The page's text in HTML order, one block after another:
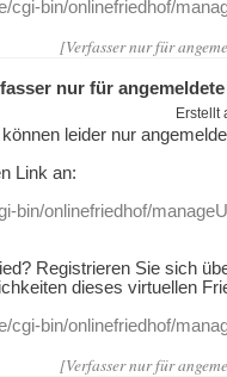
cgi-bin/onlinefriedhof/
[Verfasser nur für
nur für
Erstellt
leider nur
Link an:
bin/onlinefriedhof/
Registrieren Sie sich
dieses virtuellen
cgi-bin/onlinefriedhof/
[Verfasser nur für